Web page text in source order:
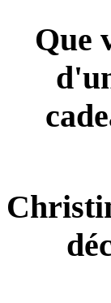
Que